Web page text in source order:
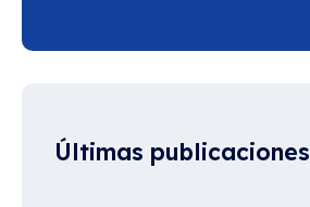
Últimas publicaciones